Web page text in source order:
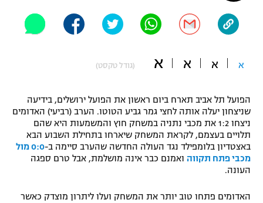
"מחצית בשכונה" – פודקאסט
משתתפים וזוכים בפרסים
תקנון עבור פעילות אלקטרה
תקנון עבור פעילות ספורט 1 – "מרלן"
טניס
גיימינג E-Sports
תנאי שימוש
אופניים
פוטבול אמריקאי NFL
בייסבול MLB
ספורט אתגרי ואקסטרים
אומנויות לחימה
א א א א (גודל טקסט)
הפועל תל אביב תארח ביום ראשון את הפועל ירושלים, בידיעה
שניצחון יעלה אותה לחצי גמר גביע הטוטו. הערב (רביעי) האדומים
ניצחו 1:2 את מכבי נתניה במשחק חוץ והמשמעות היא שהם
תלויים בעצמם, לקראת המשחק שיארחו בתחילת השבוע הבא
באצטדיון בלומפילד נגד העולה החדשה שהערב סיימה ב-
0:0 מול
מכבי פתח תקווה ואמנם כבר אינה מושלמת, אבל טרם ספגה
העונה.
האדומים פתחו טוב יותר את המשחק ועלו ליתרון מוצדק כאשר